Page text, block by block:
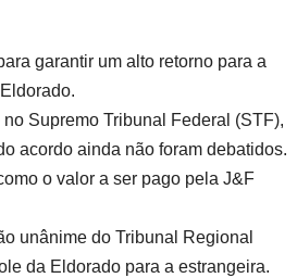
garantir um alto retorno para a
Supremo Tribunal Federal (STF),
acordo ainda não foram debatidos.
o valor a ser pago pela J&F
unânime do Tribunal Regional
da Eldorado para a estrangeira.